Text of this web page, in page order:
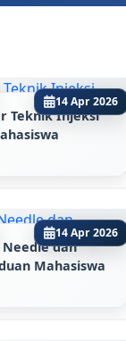
14 Apr 2026
Teknik Injeksi
14 Apr 2026
Needle dan
Mahasiswa